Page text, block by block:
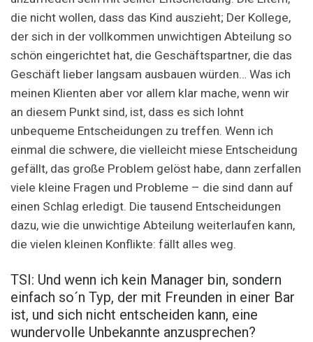
die nicht wollen, dass das Kind auszieht; Der Kollege,
der sich in der vollkommen unwichtigen Abteilung so
schön eingerichtet hat, die Geschäftspartner, die das
Geschäft lieber langsam ausbauen würden… Was ich
meinen Klienten aber vor allem klar mache, wenn wir
an diesem Punkt sind, ist, dass es sich lohnt
unbequeme Entscheidungen zu treffen. Wenn ich
einmal die schwere, die vielleicht miese Entscheidung
gefällt, das große Problem gelöst habe, dann zerfallen
viele kleine Fragen und Probleme – die sind dann auf
einen Schlag erledigt. Die tausend Entscheidungen
dazu, wie die unwichtige Abteilung weiterlaufen kann,
die vielen kleinen Konflikte: fällt alles weg.
TSI: Und wenn ich kein Manager bin, sondern
einfach so´n Typ, der mit Freunden in einer Bar
ist, und sich nicht entscheiden kann, eine
wundervolle Unbekannte anzusprechen?